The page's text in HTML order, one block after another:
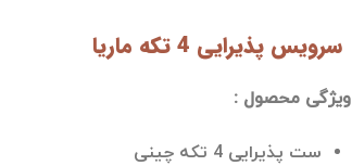
سرویس پذیرایی 4 تکه ماریا
ویژگی محصول :
ست پذیرایی 4 تکه چینی